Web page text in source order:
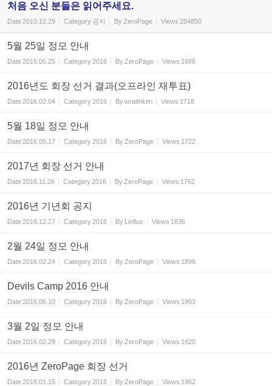
처음 오신 분들은 읽어주세요.
Date2010.12.29 Category 공지 By ZeroPage Views 284850
5월 25일 정모 안내
Date2016.05.25 Category2016 By ZeroPage Views 1686
2016년도 회장 선거 결과(오프라인 재투표)
Date2016.02.04 Category2016 Bywraithkim Views 1718
5월 18일 정모 안내
Date2016.05.17 Category2016 By ZeroPage Views 1722
2017년 회장 선거 안내
Date2016.11.26 Category2016 By ZeroPage Views 1762
2016년 기년회 공지
Date2016.12.27 Category2016 By Linflus Views 1836
2월 24일 정모 안내
Date2016.02.24 Category2016 By ZeroPage Views 1896
Devils Camp 2016 안내
Date2016.06.10 Category2016 By ZeroPage Views 1903
3월 2일 정모 안내
Date2016.02.29 Category2016 By ZeroPage Views 1920
2016년 ZeroPage 회장 선거
Date2016.01.15 Category2016 By ZeroPage Views 1962